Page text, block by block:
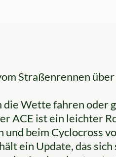
Straßenrennen
Wette fahren oder
ACE ist ein leichter
beim Cyclocross
ein Update, das sich